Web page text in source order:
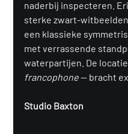
naderbij inspecteren.
sterke zwart-
een klassieke
met verrassende
waterpartijen. De
francophone — bracht
Studio Baxton